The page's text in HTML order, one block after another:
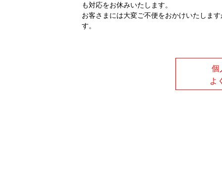
も対応をお休みいたします。
お客さまには大変ご不便をおかけいたしま
す。
個
よ